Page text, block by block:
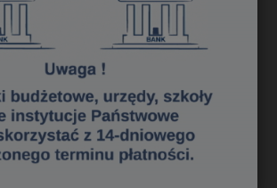
do koszyka
zapytaj o produkt
poleć znajomemu